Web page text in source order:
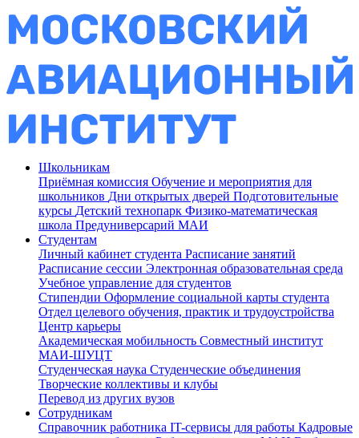
Школьникам
Приёмная комиссия Обучение и мероприятия для
школьников Дни открытых дверей Подготовительные
курсы Детский технопарк Физико-математическая
школа Предуниверсарий МАИ
Студентам
Личный кабинет студента Расписание занятий
Расписание сессии Электронная образовательная среда
Учебное управление для студентов
Стипендии Оформление социальной карты студента
Отдел целевого обучения, практик и трудоустройства
Центр карьеры
Академическая мобильность Совместный институт
МАИ-ШУЦТ
Студенческая наука Студенческие объединения
Творческие коллективы и клубы
Перевод из других вузов
Сотрудникам
Cправочник работника IT-сервисы для работы Кадровые